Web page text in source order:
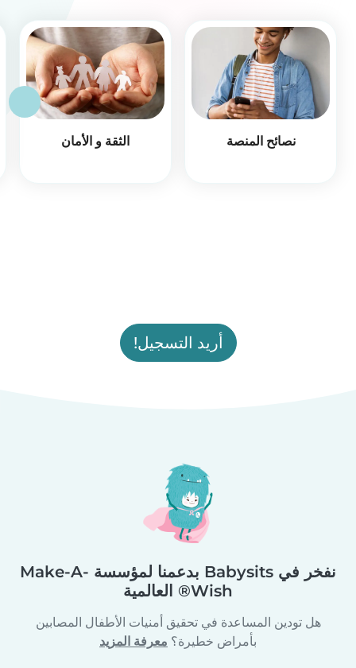
نصائح المنصة الثقة و الأمان
أريد التسجيل!
نفخر في Babysits بدعمنا لمؤسسة Make-A-
Wish® العالمية
هل تودين المساعدة في تحقيق أمنيات الأطفال المصابين
بأمراض خطيرة؟ معرفة المزيد